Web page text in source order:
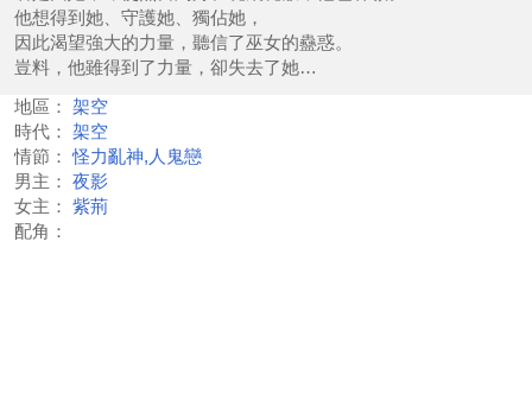
他想得到她、守護她、獨佔她，
因此渴望強大的力量，聽信了巫女的蠱惑。
豈料，他雖得到了力量，卻失去了她…
地區：
架空
時代：
架空
情節： 怪力亂神,人鬼戀
男主：
夜影
女主：
紫荊
配角：